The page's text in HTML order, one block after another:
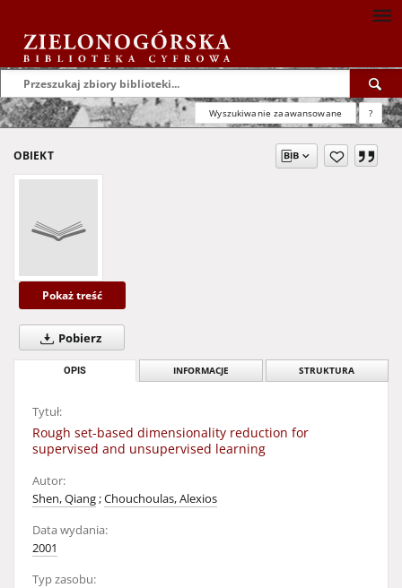
Wyszukiwanie zaawansowane ?
OBIEKT
Pokaż treść
Pobierz
OPIS INFORMACJE STRUKTURA
Tytuł:
Rough set-based dimensionality reduction for
supervised and unsupervised learning
Autor:
Shen, Qiang;Chouchoulas, Alexios
Data wydania:
2001
Typ zasobu: